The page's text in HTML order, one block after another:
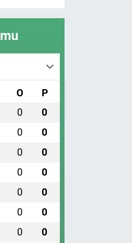
O P
0 0
0 0
0 0
0 0
0 0
0 0
0 0